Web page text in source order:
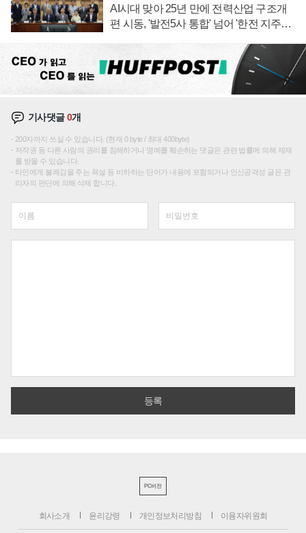
AI시대 맞아 25년 만에 전력산업 구조개
편 시동, '발전5사 통합' 넘어 '한전 지주사'
기사댓글0개
200자까지 쓰실 수 있습니다. (현재 0 byte / 최대 400byte)
저작권 등 다른 사람의 권리를 침해하거나 명예를 훼손하는 댓글은 관련 법률에 의해 제재
를 받을 수 있습니다.
타인에게 불쾌감을 주는 욕설 등 비하하는 단어가 내용에 포함되거나 인신공격성 글은 관
리자의 판단에 의해 삭제 합니다.
PC버전
회사소개 윤리강령 개인정보처리방침 이용자위원회